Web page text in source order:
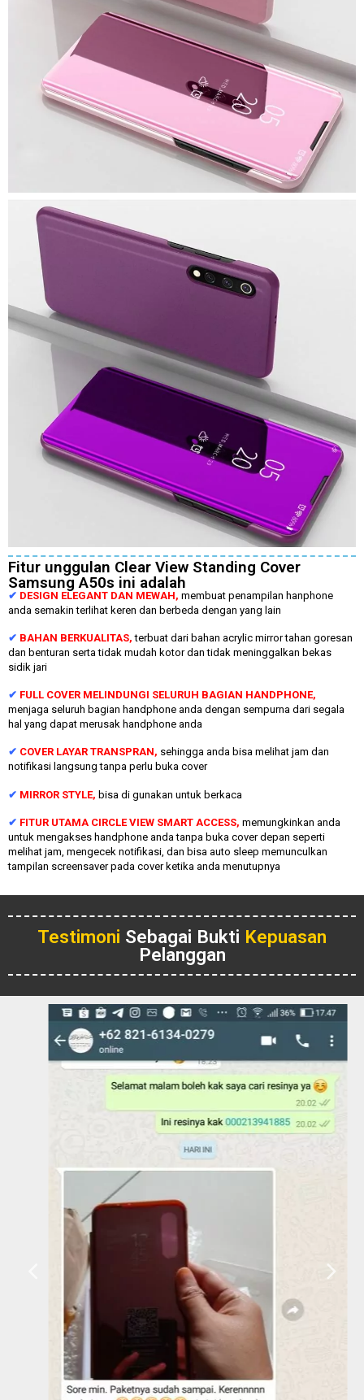
Fitur unggulan Clear View Standing Cover
Samsung A50s ini adalah
✔ DESIGN ELEGANT DAN MEWAH, membuat penampilan hanphone
anda semakin terlihat keren dan berbeda dengan yang lain
✔ BAHAN BERKUALITAS,terbuat dari bahan acrylic mirror tahan goresan
dan benturan serta tidak mudah kotor dan tidak meninggalkan bekas
sidik jari
✔ FULL COVER MELINDUNGI SELURUH BAGIAN HANDPHONE,
menjaga seluruh bagian handphone anda dengan sempurna dari segala
hal yang dapat merusak handphone anda
✔ COVER LAYAR TRANSPRAN, sehingga anda bisa melihat jam dan
notifikasi langsung tanpa perlu buka cover
✔ MIRROR STYLE, bisa di gunakan untuk berkaca
✔ FITUR UTAMA CIRCLE VIEW SMART ACCESS, memungkinkan anda
untuk mengakses handphone anda tanpa buka cover depan seperti
melihat jam, mengecek notifikasi, dan bisa auto sleep memunculkan
tampilan screensaver pada cover ketika anda menutupnya
Testimoni Sebagai Bukti Kepuasan
Pelanggan